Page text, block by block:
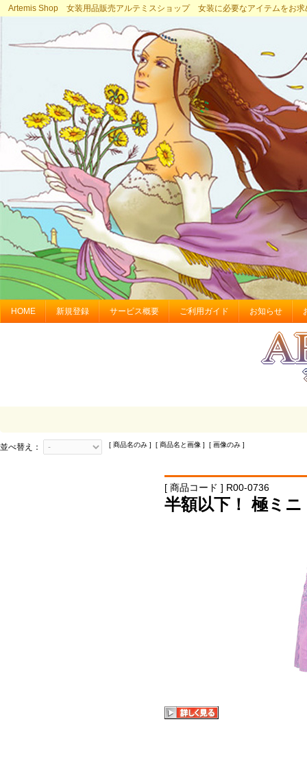
Artemis Shop 女装用品販売アルテミスショップ 女装に必要なアイテムをお求
HOME 新規登録 サービス概要 ご利用ガイド お知らせ
並べ替え： [ 商品名のみ ] [ 商品名と画像 ] [ 画像のみ ]
[ 商品コード ] R00-0736
半額以下！ 極ミ